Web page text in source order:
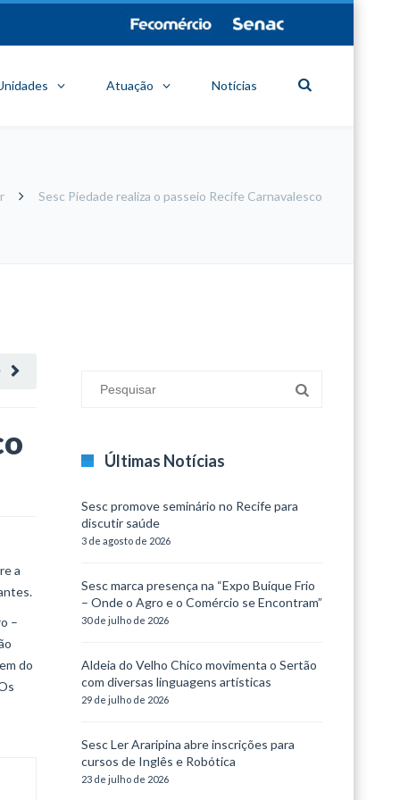
Atuação Notícias
Sesc Piedade realiza o passeio Recife Carnavalesco
a
–
do
Últimas Notícias
Sesc promove seminário no Recife para
discutir saúde
3 de agosto de 2026
Sesc marca presença na “Expo Buíque Frio
– Onde o Agro e o Comércio se Encontram”
30 de julho de 2026
Aldeia do Velho Chico movimenta o Sertão
com diversas linguagens artísticas
29 de julho de 2026
Sesc Ler Araripina abre inscrições para
cursos de Inglês e Robótica
23 de julho de 2026